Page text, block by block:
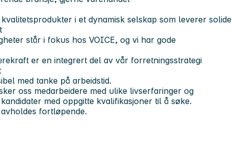
i et dynamisk selskap som leverer solide
står i fokus hos VOICE, og vi har gode
er en integrert del av vår forretningsstrategi
med tanke på arbeidstid.
oss medarbeidere med ulike livserfaringer og
med oppgitte kvalifikasjoner til å søke.
fortløpende.